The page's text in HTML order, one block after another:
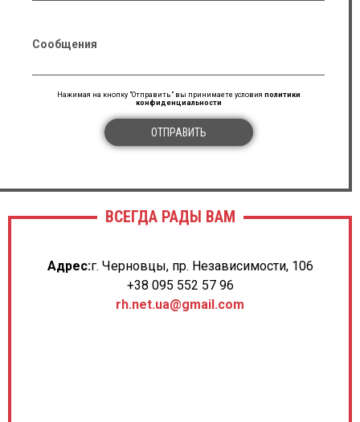
Сообщения
Нажимая на кнопку "Отправить" вы принимаете условия политики
конфиденциальности
ОТПРАВИТЬ
ВСЕГДА РАДЫ ВАМ
Адрес:г. Черновцы, пр. Независимости, 106
+38 095 552 57 96
rh.net.ua@gmail.com